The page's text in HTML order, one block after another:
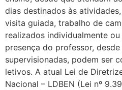
dias destinados às
visita guiada, trabalho de
realizados individualmente
presença do professor,
supervisionadas, podem ser
letivos. A atual Lei de
Nacional – LDBEN (Lei nº